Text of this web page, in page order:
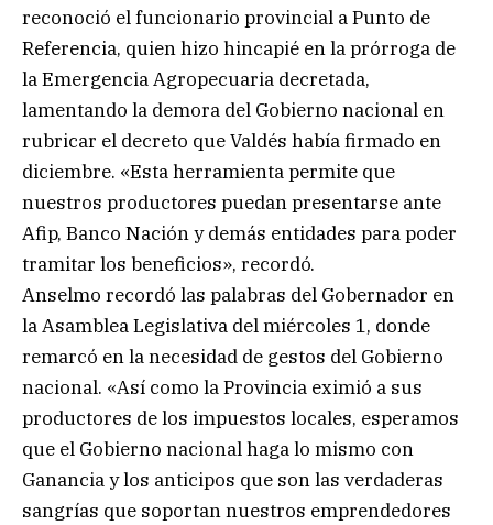
reconoció el funcionario provincial a Punto de
Referencia, quien hizo hincapié en la prórroga de
la Emergencia Agropecuaria decretada,
lamentando la demora del Gobierno nacional en
rubricar el decreto que Valdés había firmado en
diciembre. «Esta herramienta permite que
nuestros productores puedan presentarse ante
Afip, Banco Nación y demás entidades para poder
tramitar los beneficios», recordó.
Anselmo recordó las palabras del Gobernador en
la Asamblea Legislativa del miércoles 1, donde
remarcó en la necesidad de gestos del Gobierno
nacional. «Así como la Provincia eximió a sus
productores de los impuestos locales, esperamos
que el Gobierno nacional haga lo mismo con
Ganancia y los anticipos que son las verdaderas
sangrías que soportan nuestros emprendedores